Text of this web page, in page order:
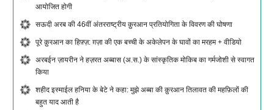
आयोजित होगी
सऊदी अरब की 46वीं अंतरराष्ट्रीय क़ुरआन प्रतियोगिता के विवरण की घोषणा
पूरे क़ुरआन का हिफ़्ज़: ग़ज़ा की एक बच्ची के अकेलेपन के घावों का मरहम + वीडियो
अरबईन ज़ायरीन ने हज़रत अब्बास (अ.स.) के सांस्कृतिक मोकिब का गर्मजोशी से स्वागत
किया
शहीद इस्माईल हनिया के बेटे ने कहा: मुझे अब्बा की क़ुरआन तिलावत की महफ़िलों की
बहुत याद आती है